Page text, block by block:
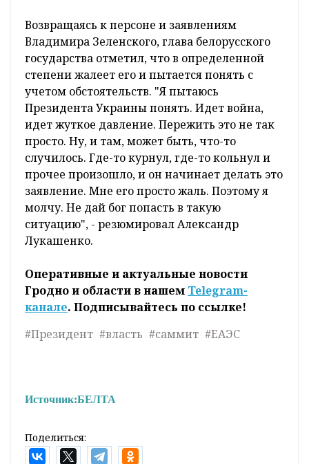
Возвращаясь к персоне и заявлениям
Владимира Зеленского, глава белорусского
государства отметил, что в определенной
степени жалеет его и пытается понять с
учетом обстоятельств. "Я пытаюсь
Президента Украины понять. Идет война,
идет жуткое давление. Пережить это не так
просто. Ну, и там, может быть, что-то
случилось. Где-то курнул, где-то кольнул и
прочее произошло, и он начинает делать это
заявление. Мне его просто жаль. Поэтому я
молчу. Не дай бог попасть в такую
ситуацию", - резюмировал Александр
Лукашенко.
Оперативные и актуальные новости
Гродно и области в нашем Telegram-
канале. Подписывайтесь по ссылке!
#Президент #власть #саммит #ЕАЭС
Источник:БЕЛТА
Поделиться: